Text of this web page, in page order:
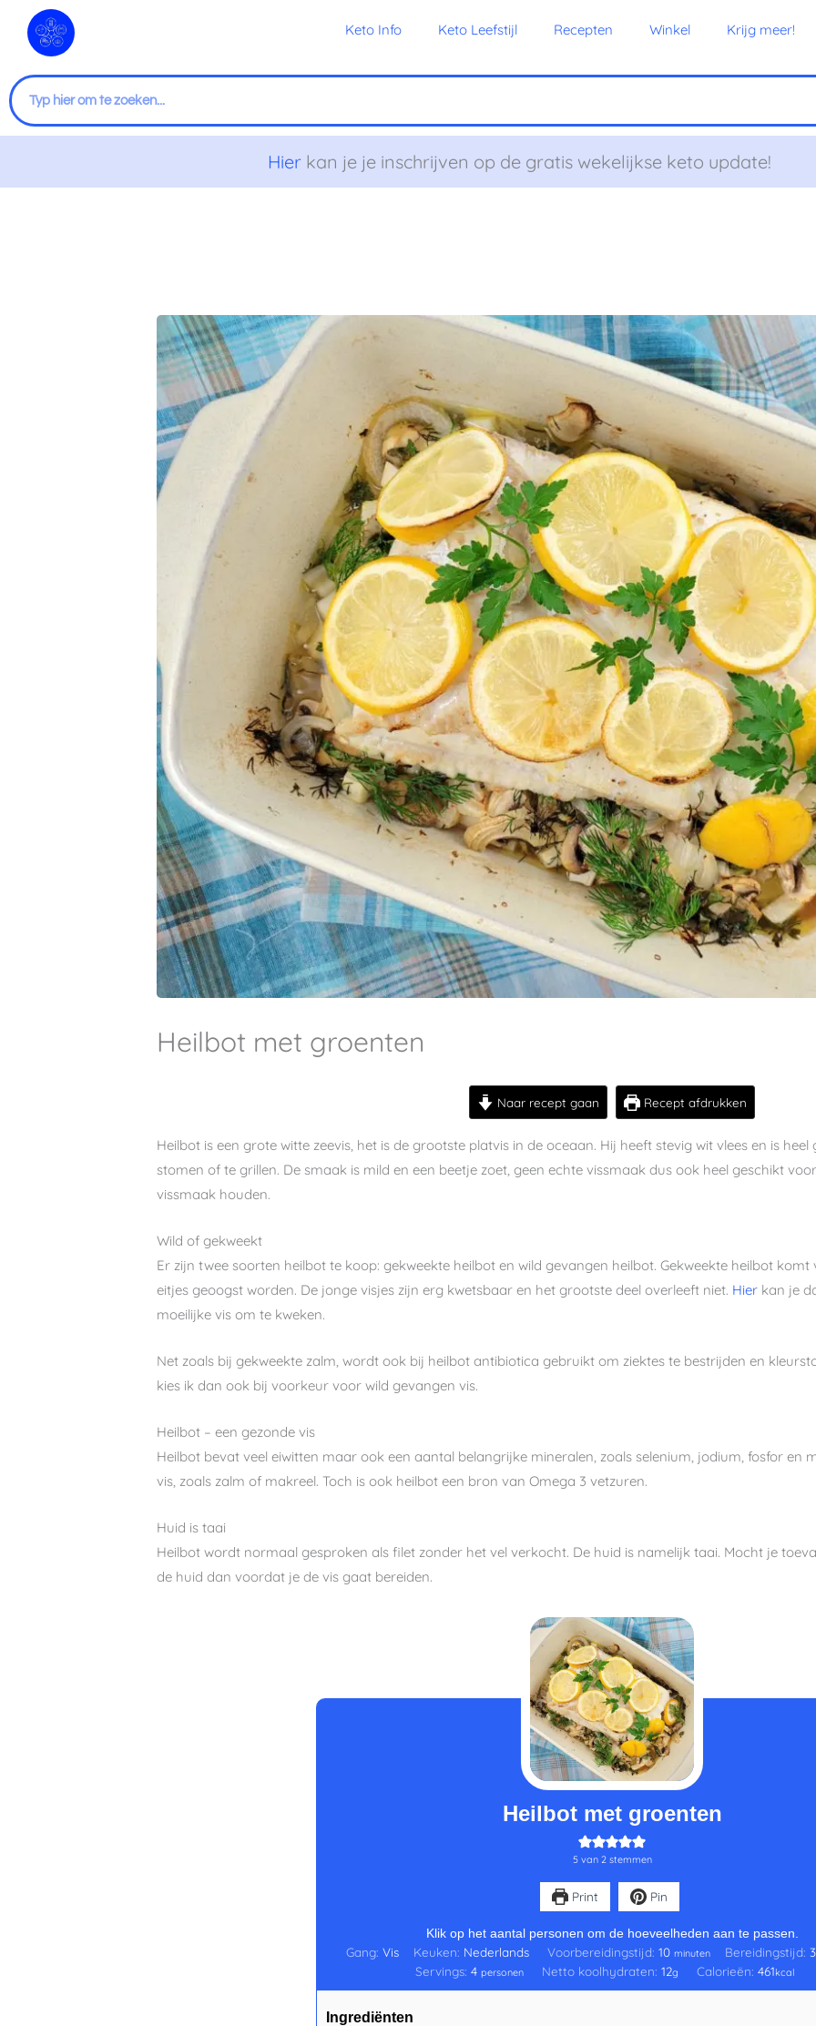
naar
inhoud
Keto Info Keto Leefstijl Recepten Winkel Krijg meer!
Zoeken
Hierkan je je inschrijven op de gratis wekelijkse keto update!
Heilbot met groenten
Naar recept gaan Recept afdrukken
Heilbot is een grote witte zeevis, het is de grootste platvis in de oceaan. Hij heeft stevig wit vlees en is
stomen of te grillen. De smaak is mild en een beetje zoet, geen echte vissmaak dus ook heel geschikt
vissmaak houden.
Wild of gekweekt
Er zijn twee soorten heilbot te koop: gekweekte heilbot en wild gevangen heilbot. Gekweekte heilbot
eitjes geoogst worden. De jonge visjes zijn erg kwetsbaar en het grootste deel overleeft niet. Hier kan je
moeilijke vis om te kweken.
Net zoals bij gekweekte zalm, wordt ook bij heilbot antibiotica gebruikt om ziektes te bestrijden en
kies ik dan ook bij voorkeur voor wild gevangen vis.
Heilbot – een gezonde vis
Heilbot bevat veel eiwitten maar ook een aantal belangrijke mineralen, zoals selenium, jodium, fosfor en
vis, zoals zalm of makreel. Toch is ook heilbot een bron van Omega 3 vetzuren.
Huid is taai
Heilbot wordt normaal gesproken als filet zonder het vel verkocht. De huid is namelijk taai. Mocht je
de huid dan voordat je de vis gaat bereiden.
Heilbot met groenten
5van 2stemmen
Print Pin
Klik op het aantal personen om de hoeveelheden aan te passen.
Gang: Vis Keuken: Nederlands Voorbereidingstijd: 10
minuten
minuten Bereidingstijd:
Servings: 4 personen Netto koolhydraten: 12g Calorieën:461kcal
Ingrediënten